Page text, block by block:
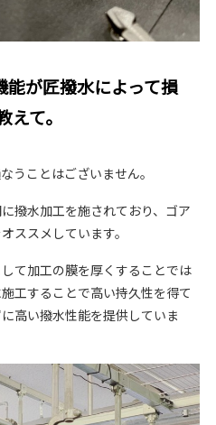
能が匠撥水によって損
て。
うことはございません。
撥水加工を施されており、ゴア
ススメしています。
て加工の膜を厚くすることでは
工することで高い持久性を得て
高い撥水性能を提供していま